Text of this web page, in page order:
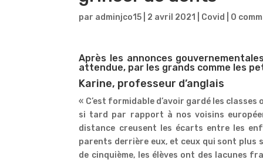
par adminjco15 2 avril 2021 Covid 0
Après les annonces
attendue, par les grands comme les
Karine, professeur d’anglais
« C’est formidable d’avoir gardé les
si tard par rapport à nos voisins
distance creusent les écarts entre les
parents derrière eux, et ceux qui sont plus
de cinquième, les élèves ont des lacunes